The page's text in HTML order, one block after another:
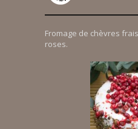
Fromage de chèvres
roses.